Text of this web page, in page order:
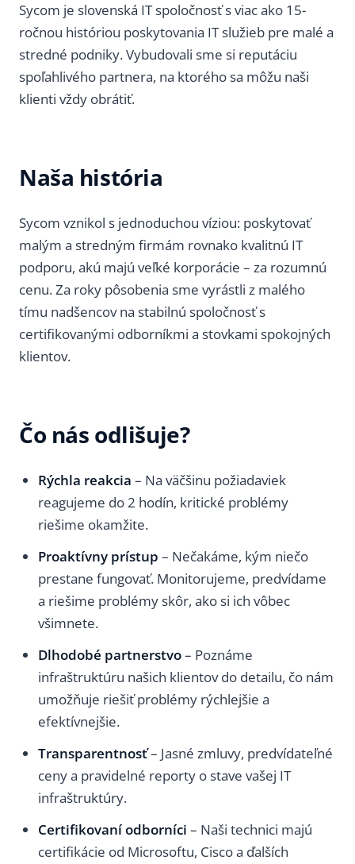
Sycom je slovenská IT spoločnosť s viac ako 15-
ročnou históriou poskytovania IT služieb pre malé a
stredné podniky. Vybudovali sme si reputáciu
spoľahlivého partnera, na ktorého sa môžu naši
klienti vždy obrátiť.
Naša história
Sycom vznikol s jednoduchou víziou: poskytovať
malým a stredným firmám rovnako kvalitnú IT
podporu, akú majú veľké korporácie – za rozumnú
cenu. Za roky pôsobenia sme vyrástli z malého
tímu nadšencov na stabilnú spoločnosť s
certifikovanými odborníkmi a stovkami spokojných
klientov.
Čo nás odlišuje?
Rýchla reakcia – Na väčšinu požiadaviek
reagujeme do 2 hodín, kritické problémy
riešime okamžite.
Proaktívny prístup – Nečakáme, kým niečo
prestane fungovať. Monitorujeme, predvídame
a riešime problémy skôr, ako si ich vôbec
všimnete.
Dlhodobé partnerstvo– Poznáme
infraštruktúru našich klientov do detailu, čo nám
umožňuje riešiť problémy rýchlejšie a
efektívnejšie.
Transparentnosť– Jasné zmluvy, predvídateľné
ceny a pravidelné reporty o stave vašej IT
infraštruktúry.
Certifikovaní odborníci – Naši technici majú
certifikácie od Microsoftu, Cisco a ďalších